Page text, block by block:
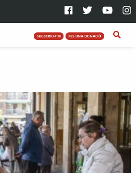
SUBSCRIU-T'HI FES UNA DONACIÓ